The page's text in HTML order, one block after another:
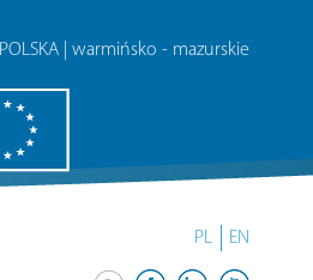
POLSKA | warmińsko - mazurskie
PL EN